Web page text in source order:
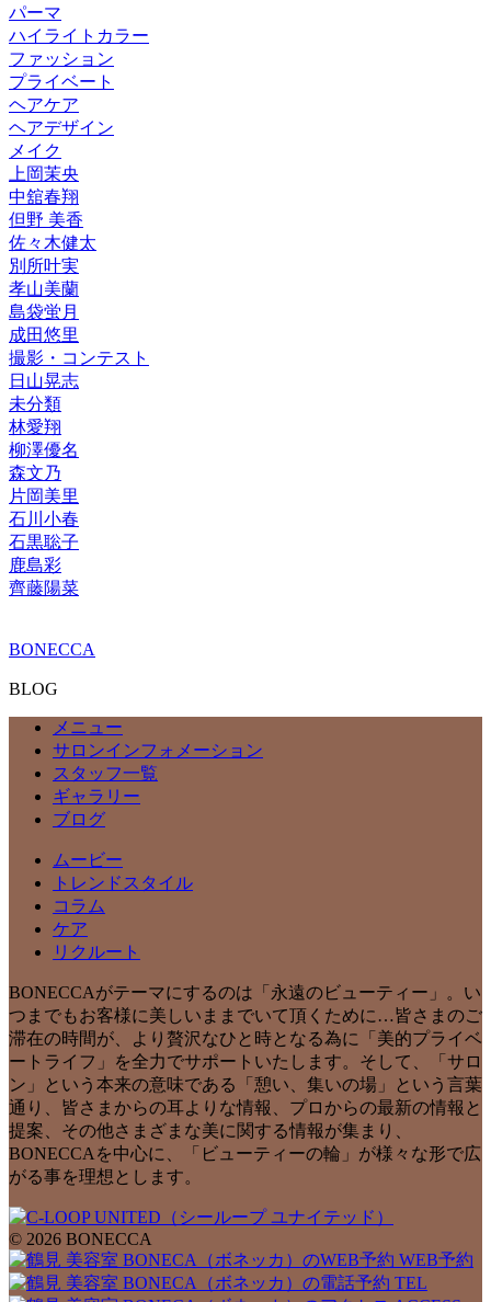
パーマ
ハイライトカラー
ファッション
プライベート
ヘアケア
ヘアデザイン
メイク
上岡茉央
中舘春翔
但野 美香
佐々木健太
別所叶実
孝山美蘭
島袋蛍月
成田悠里
撮影・コンテスト
日山晃志
未分類
林愛翔
柳澤優名
森文乃
片岡美里
石川小春
石黒聡子
鹿島彩
齊藤陽菜
BONECCA
BLOG
メニュー
サロンインフォメーション
スタッフ一覧
ギャラリー
ブログ
ムービー
トレンドスタイル
コラム
ケア
リクルート
BONECCAがテーマにするのは「永遠のビューティー」。い
つまでもお客様に美しいままでいて頂くために…皆さまのご
滞在の時間が、より贅沢なひと時となる為に「美的プライベ
ートライフ」を全力でサポートいたします。そして、「サロ
ン」という本来の意味である「憩い、集いの場」という言葉
通り、皆さまからの耳よりな情報、プロからの最新の情報と
提案、その他さまざまな美に関する情報が集まり、
BONECCAを中心に、「ビューティーの輪」が様々な形で広
がる事を理想とします。
© 2026 BONECCA
WEB予約
TEL